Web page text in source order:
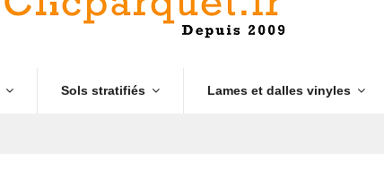
Sols stratifiés Lames et dalles vinyles